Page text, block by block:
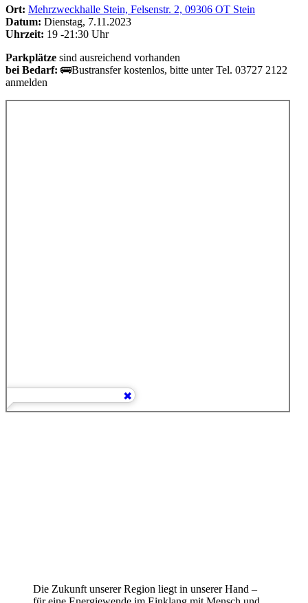
Ort: Mehrzweckhalle Stein, Felsenstr. 2, 09306 OT Stein
Datum: Dienstag, 7.11.2023
Uhrzeit: 19 -21:30 Uhr
Parkplätze sind ausreichend vorhanden
bei Bedarf: 🚌Bustransfer kostenlos, bitte unter Tel. 03727 2122
anmelden
Die Zukunft unserer Region liegt in unserer Hand –